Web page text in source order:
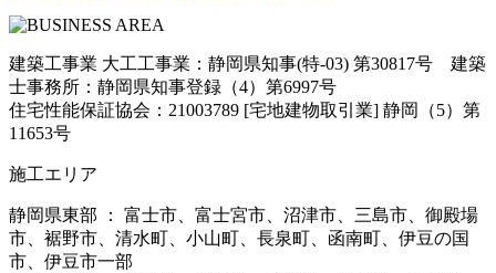
建築工事業 大工工事業：静岡県知事(特-03) 第30817号 建築
士事務所：静岡県知事登録（4）第6997号
住宅性能保証協会：21003789 [宅地建物取引業] 静岡（5）第
11653号
施工エリア
静岡県東部 ： 富士市、富士宮市、沼津市、三島市、御殿場
市、裾野市、清水町、小山町、長泉町、函南町、伊豆の国
市、伊豆市一部